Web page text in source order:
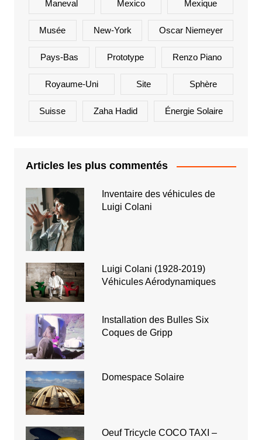
Maneval Mexico Mexique
Musée New-York Oscar Niemeyer
Pays-Bas Prototype Renzo Piano
Royaume-Uni Site Sphère
Suisse Zaha Hadid Énergie Solaire
Articles les plus commentés
Inventaire des véhicules de
Luigi Colani
Luigi Colani (1928-2019)
Véhicules Aérodynamiques
Installation des Bulles Six
Coques de Gripp
Domespace Solaire
Oeuf Tricycle COCO TAXI –